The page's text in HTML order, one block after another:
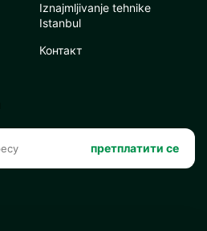
Iznajmljivanje tehnike
Istanbul
Контакт
претплатити се